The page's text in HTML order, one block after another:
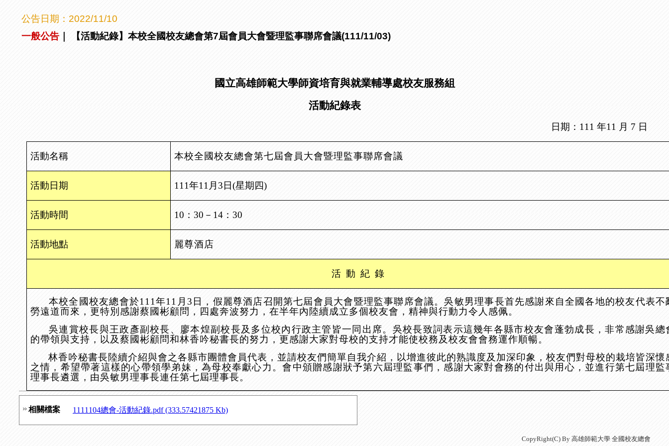
公告日期： 2022/11/10
一般公告
【活動紀錄】本校全國校友總會第7屆會員大會暨理監事聯席會議(111/11/03)
國立高雄師範大學師資培育與就業輔導處校友服務組
活動紀錄表
日期： 111 年11 月 7 日
活動名稱 本校全國校友總會第七屆會員大會暨理監事聯席會議
活動日期 111年11 月 3 日(星期四)
活動時間 10 ： 30 － 14： 30
活動地點 麗尊酒店
活 動 紀 錄
本校全國校友總會於111 年11 月 3 日，假麗尊酒店召開第七屆會員大會暨理監事聯席會議。吳敏男理事長首先感謝來自全國各地的校友代表不
勞遠道而來，更特別感謝蔡國彬顧問，四處奔波努力，在半年內陸續成立多個校友會，精神與行動力令人感佩。
吳連賞校長與王政彥副校長、廖本煌副校長及多位校內行政主管皆一同出席。吳校長致詞表示這幾年各縣市校友會蓬勃成長，非常感謝吳總
的帶領與支持，以及蔡國彬顧問和林香吟秘書長的努力，更感謝大家對母校的支持才能使校務及校友會會務運作順暢。
林香吟秘書長陸續介紹與會之各縣市團體會員代表，並請校友們簡單自我介紹，以增進彼此的熟識度及加深印象，校友們對母校的栽培皆深懷
之情，希望帶著這樣的心帶領學弟妹，為母校奉獻心力。會中頒贈感謝狀予第六屆理監事們，感謝大家對會務的付出與用心，並進行第七屆理監
理事長遴選，由吳敏男理事長連任第七屆理事長。
相關檔案 1111104總會-活動紀錄.pdf (333.57421875 Kb)
CopyRight(C) By 高雄師範大學 全國校友總會